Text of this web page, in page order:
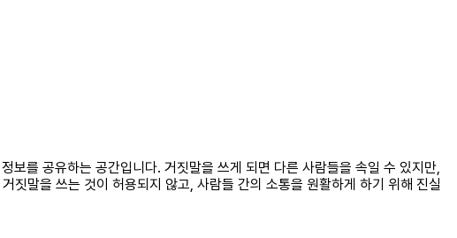
보를 공유하는 공간입니다. 거짓말을 쓰게 되면 다른 사람들을 속일 수 있지만,
짓말을 쓰는 것이 허용되지 않고, 사람들 간의 소통을 원활하게 하기 위해 진실